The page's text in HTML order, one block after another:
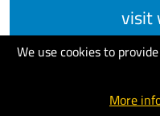
We use cookies to
More
visit